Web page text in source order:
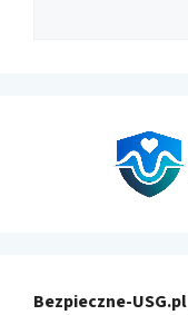
Bezpieczne-USG.pl